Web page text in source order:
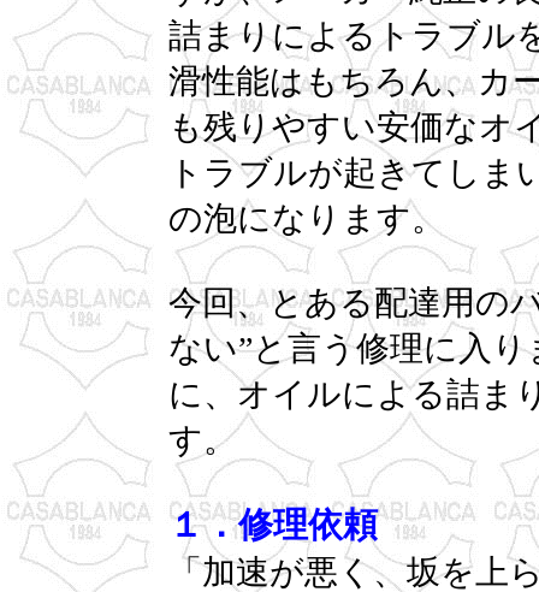
詰まりによるトラブル
滑性能はもちろん、カ
も残りやすい安価なオ
トラブルが起きてしま
の泡になります。
今回、とある配達用の
ない”と言う修理に入
に、オイルによる詰ま
す。
１．修理依頼
「加速が悪く、坂を上